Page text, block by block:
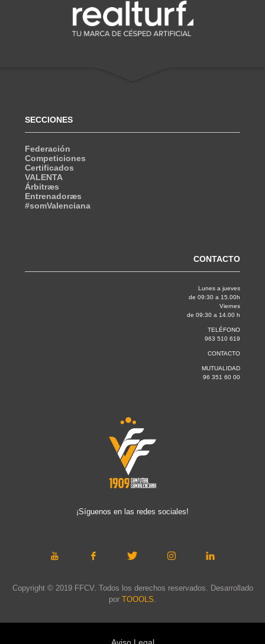
SECCIONES
Federación
Competiciones
Certificados
VALENTA
Árbitræs
Entrenadoræs
#somValenciana
CONTACTO
Lunes a jueves
de 09:30 a 15.00h
Viernes
de 09:30 a 14.00 h
TELÉFONO
963 510 619
CONTACTO
MUTUALIDAD
96 351 60 00
¡Síguenos en las redes sociales!
Copyright © 2019 FFCV. Todos los derechos reservados. Desarrollado
por TOOOLS
Aviso Legal